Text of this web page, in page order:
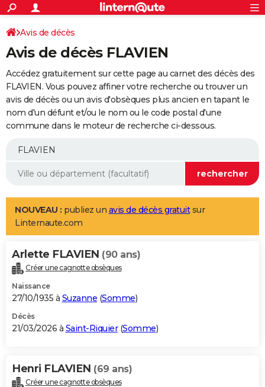
ACTUALITÉS
Politique
Société
Faits Divers
Education
Monde
Villes
+
SPORT
Coupe du monde 2026
Football
Tennis
Cyclisme
Rugby
Forum
Programme TV
TNT
Streaming
Cinéma
Sorties cinéma
Musique
+
FINANCE
Retraite
Epargne
Immobilier
Risques naturels par ville
Banque
Assurance
AUTO
Essais
Réserver un essai
Citadines
Berlines
SUV
Forum auto
+
Mobiles
Meilleur smartphone
Internet
Ordinateurs
Jeux vidéo
Guide high-tech
Aménagement intérieur
LIFESTYLE
Art de vivre
Bien-être
Loisirs
Mode
Modes de vie
Alimentation
Guide de la santé
Maladies
Médicaments
Sommeil
VOYAGE
Destinations
City break
Voyage nature
Voyage de noces
Forum
Climat
+PHOTO
GUIDES D'ACHAT
BONS PLANS
Carte de Noël
Carte Bonne année
Carte Saint-Valentin
Carte Pâques
Carte d'anniversaire
DICTIONNAIRE
Avis de décès
Avis de décès FLAVIEN
Accédez gratuitement sur cette page au carnet des décès des
FLAVIEN. Vous pouvez affiner votre recherche ou trouver un
avis de décès ou un avis d'obsèques plus ancien en tapant le
nom d'un défunt et/ou le nom ou le code postal d'une
commune dans le moteur de recherche ci-dessous.
NOUVEAU : publiez un avis de décès gratuitsur
Linternaute.com
Arlette FLAVIEN (90 ans)
Créer une cagnotte obsèques
Naissance
27/10/1935 à Suzanne (Somme)
Décès
21/03/2026 à Saint-Riquier(Somme)
Henri FLAVIEN (69 ans)
Créer une cagnotte obsèques